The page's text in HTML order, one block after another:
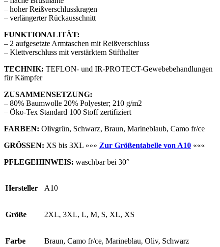
– hoher Reißverschlusskragen
– verlängerter Rückausschnitt
FUNKTIONALITÄT:
– 2 aufgesetzte Armtaschen mit Reißverschluss
– Klettverschluss mit verstärktem Stifthalter
TECHNIK: TEFLON- und IR-PROTECT-Gewebebehandlungen
für Kämpfer
ZUSAMMENSETZUNG:
– 80% Baumwolle 20% Polyester; 210 g/m2
– Öko-Tex Standard 100 Stoff zertifiziert
FARBEN: Olivgrün, Schwarz, Braun, Marineblaub, Camo fr/ce
GRÖSSEN: XS bis 3XL »»» Zur Größentabelle von A10 «««
PFLEGEHINWEIS: waschbar bei 30°
Hersteller A10
Größe 2XL, 3XL, L, M, S, XL, XS
Farbe Braun, Camo fr/ce, Marineblau, Oliv, Schwarz